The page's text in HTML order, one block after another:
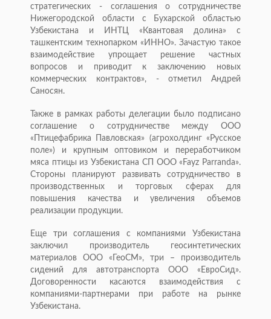
стратегических - соглашения о сотрудничестве
Нижегородской области с Бухарской областью
Узбекистана и ИНТЦ «Квантовая долина» с
ташкентским технопарком «ИННО». Зачастую такое
взаимодействие упрощает решение частных
вопросов и приводит к заключению новых
коммерческих контрактов», - отметил Андрей
Саносян.
Также в рамках работы делегации было подписано
соглашение о сотрудничестве между ООО
«Птицефабрика Павловская» (агрохолдинг «Русское
поле») и крупным оптовиком и переработчиком
мяса птицы из Узбекистана СП OOO «Fayz Parranda».
Стороны планируют развивать сотрудничество в
производственных и торговых сферах для
повышения качества и увеличения объемов
реализации продукции.
Еще три соглашения с компаниями Узбекистана
заключил производитель геосинтетических
материалов ООО «ГеоСМ», три – производитель
сидений для автотранспорта ООО «ЕвроСид».
Договоренности касаются взаимодействия с
компаниями-партнерами при работе на рынке
Узбекистана.